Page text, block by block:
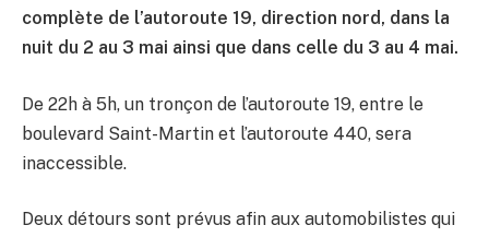
complète de l’autoroute 19, direction nord, dans la
nuit du 2 au 3 mai ainsi que dans celle du 3 au 4 mai.
De 22h à 5h, un tronçon de l’autoroute 19, entre le
boulevard Saint-Martin et l’autoroute 440, sera
inaccessible.
Deux détours sont prévus afin aux automobilistes qui